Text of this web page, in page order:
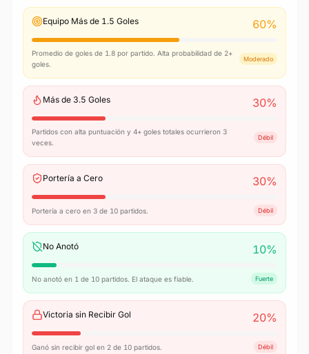
Equipo Más de 1.5 Goles 60%
Promedio de goles de 1.8 por partido. Alta probabilidad de 2+
goles.
Moderado
Más de 3.5 Goles 30%
Partidos con alta puntuación y 4+ goles totales ocurrieron 3
veces.
Débil
Portería a Cero 30%
Portería a cero en 3 de 10 partidos. Débil
No Anotó 10%
No anotó en 1 de 10 partidos. El ataque es fiable. Fuerte
Victoria sin Recibir Gol 20%
Ganó sin recibir gol en 2 de 10 partidos. Débil